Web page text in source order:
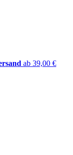
ab 39,00 €